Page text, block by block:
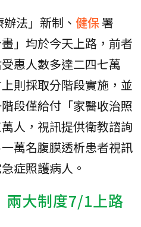
辦法」新制、 健保署
」均於今天上路，前者
惠人數多達二四七萬
則採取分階段實施，並
段僅給付「家醫收治照
人，視訊提供衛教諮詢
萬名腹膜透析患者視訊
症照護病人。
兩大制度7/1上路